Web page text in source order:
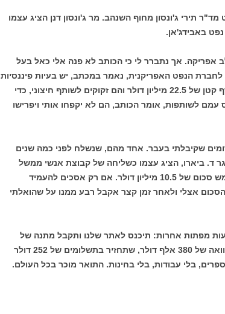
תירי ג'ונסון מחוף השנהב. מר ג'ונסון דנן הציג עצמו
באבידג'אן.
אפריקה. אך נתברר לי כי הכותב לא פנה אלי כאל בעל
הנפט האפריקנית, נאמר במכתב, יש בעיות פיננסיות
שאני אוכל לעזור בפתרונן. יש לחברה עודף קטן של 22.5 מיליון דולר והם זקוקים לשותף חיצוני, כדי
לשותפות, אומר הכותב, הם לא יקפחו אותי ויפרישו
שקיבלתי בעבר. אחד מהם, שנשלח לפני כמה שנים
ד. ביארו, הציג עצמו כשליחה של קבוצת אנשי ממשל
בכירים, הזקוקים לעזרתי הדחופה כדי לממש סכום של 10.5 מיליון דולר. אם רק אסכים להעמיד
אצלי ולאחר זמן קצר אקבל רבע ממנו על שהואלתי
מפתות אחרות: תיכנס לאתר שלנו ותקבל מתנה של
10,000 דולר במזומן; תוך דקה ניתן לך הלוואה של 380 אלף דולר, שתחזיר בתשלומים של 252 דולר
בלי עבודות, בלי בחינות. התואר מוכר בכל העולם.